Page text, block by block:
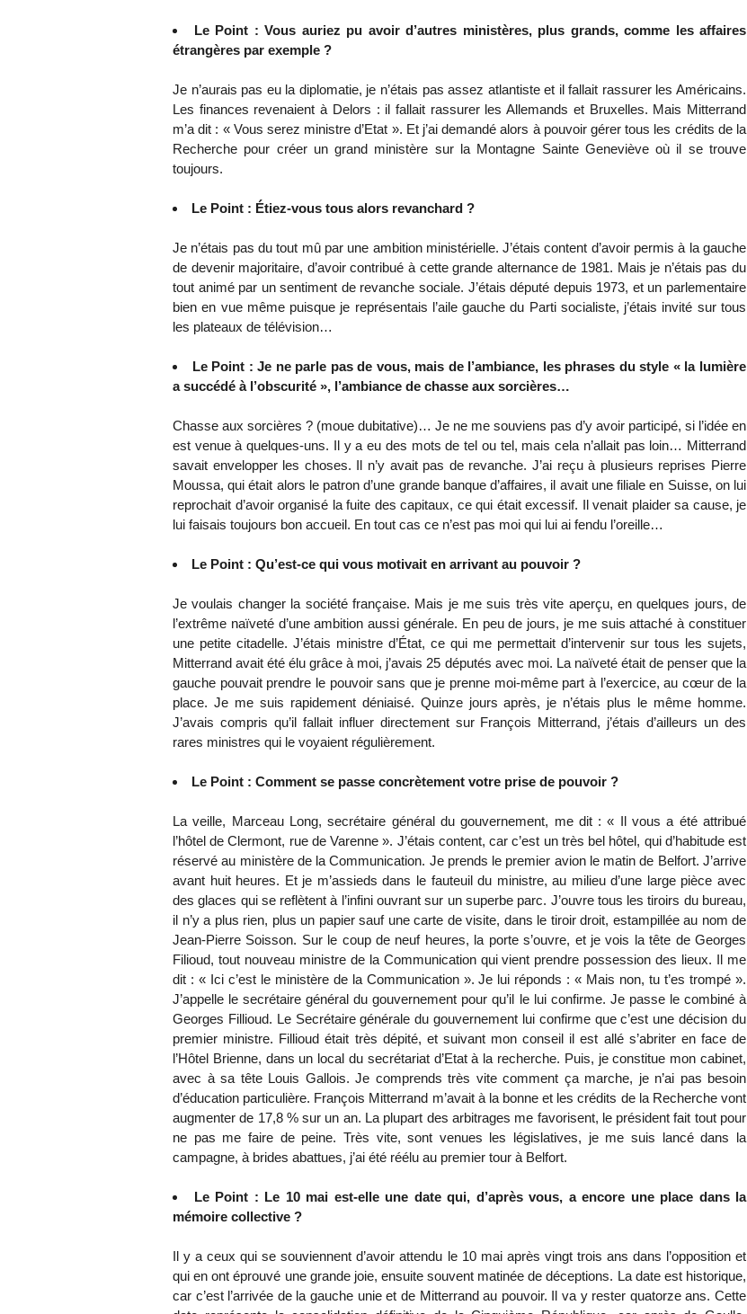
Le Point : Vous auriez pu avoir d’autres ministères, plus grands, comme les affaires
étrangères par exemple ?
Je n’aurais pas eu la diplomatie, je n’étais pas assez atlantiste et il fallait rassurer les Américains.
Les finances revenaient à Delors : il fallait rassurer les Allemands et Bruxelles. Mais Mitterrand
m’a dit : « Vous serez ministre d’Etat ». Et j’ai demandé alors à pouvoir gérer tous les crédits de la
Recherche pour créer un grand ministère sur la Montagne Sainte Geneviève où il se trouve
toujours.
Le Point : Étiez-vous tous alors revanchard ?
Je n’étais pas du tout mû par une ambition ministérielle. J’étais content d’avoir permis à la gauche
de devenir majoritaire, d’avoir contribué à cette grande alternance de 1981. Mais je n’étais pas du
tout animé par un sentiment de revanche sociale. J’étais député depuis 1973, et un parlementaire
bien en vue même puisque je représentais l’aile gauche du Parti socialiste, j’étais invité sur tous
les plateaux de télévision…
Le Point : Je ne parle pas de vous, mais de l’ambiance, les phrases du style « la lumière
a succédé à l’obscurité », l’ambiance de chasse aux sorcières…
Chasse aux sorcières ? (moue dubitative)… Je ne me souviens pas d’y avoir participé, si l’idée en
est venue à quelques-uns. Il y a eu des mots de tel ou tel, mais cela n’allait pas loin… Mitterrand
savait envelopper les choses. Il n’y avait pas de revanche. J’ai reçu à plusieurs reprises Pierre
Moussa, qui était alors le patron d’une grande banque d’affaires, il avait une filiale en Suisse, on lui
reprochait d’avoir organisé la fuite des capitaux, ce qui était excessif. Il venait plaider sa cause, je
lui faisais toujours bon accueil. En tout cas ce n’est pas moi qui lui ai fendu l’oreille…
Le Point : Qu’est-ce qui vous motivait en arrivant au pouvoir ?
Je voulais changer la société française. Mais je me suis très vite aperçu, en quelques jours, de
l’extrême naïveté d’une ambition aussi générale. En peu de jours, je me suis attaché à constituer
une petite citadelle. J’étais ministre d’État, ce qui me permettait d’intervenir sur tous les sujets,
Mitterrand avait été élu grâce à moi, j’avais 25 députés avec moi. La naïveté était de penser que la
gauche pouvait prendre le pouvoir sans que je prenne moi-même part à l’exercice, au cœur de la
place. Je me suis rapidement déniaisé. Quinze jours après, je n’étais plus le même homme.
J’avais compris qu’il fallait influer directement sur François Mitterrand, j’étais d’ailleurs un des
rares ministres qui le voyaient régulièrement.
Le Point : Comment se passe concrètement votre prise de pouvoir ?
La veille, Marceau Long, secrétaire général du gouvernement, me dit : « Il vous a été attribué
l’hôtel de Clermont, rue de Varenne ». J’étais content, car c’est un très bel hôtel, qui d’habitude est
réservé au ministère de la Communication. Je prends le premier avion le matin de Belfort. J’arrive
avant huit heures. Et je m’assieds dans le fauteuil du ministre, au milieu d’une large pièce avec
des glaces qui se reflètent à l’infini ouvrant sur un superbe parc. J’ouvre tous les tiroirs du bureau,
il n’y a plus rien, plus un papier sauf une carte de visite, dans le tiroir droit, estampillée au nom de
Jean-Pierre Soisson. Sur le coup de neuf heures, la porte s’ouvre, et je vois la tête de Georges
Filioud, tout nouveau ministre de la Communication qui vient prendre possession des lieux. Il me
dit : « Ici c’est le ministère de la Communication ». Je lui réponds : « Mais non, tu t’es trompé ».
J’appelle le secrétaire général du gouvernement pour qu’il le lui confirme. Je passe le combiné à
Georges Fillioud. Le Secrétaire générale du gouvernement lui confirme que c’est une décision du
premier ministre. Fillioud était très dépité, et suivant mon conseil il est allé s’abriter en face de
l’Hôtel Brienne, dans un local du secrétariat d’Etat à la recherche. Puis, je constitue mon cabinet,
avec à sa tête Louis Gallois. Je comprends très vite comment ça marche, je n’ai pas besoin
d’éducation particulière. François Mitterrand m’avait à la bonne et les crédits de la Recherche vont
augmenter de 17,8 % sur un an. La plupart des arbitrages me favorisent, le président fait tout pour
ne pas me faire de peine. Très vite, sont venues les législatives, je me suis lancé dans la
campagne, à brides abattues, j’ai été réélu au premier tour à Belfort.
Le Point : Le 10 mai est-elle une date qui, d’après vous, a encore une place dans la
mémoire collective ?
Il y a ceux qui se souviennent d’avoir attendu le 10 mai après vingt trois ans dans l’opposition et
qui en ont éprouvé une grande joie, ensuite souvent matinée de déceptions. La date est historique,
car c’est l’arrivée de la gauche unie et de Mitterrand au pouvoir. Il va y rester quatorze ans. Cette